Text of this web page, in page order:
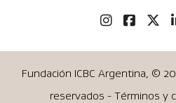
Fundación ICBC Argentina, ©
reservados - Términos y